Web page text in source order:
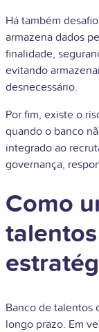
Há também
armazena dados
finalidade,
evitando
desnecessário.
Por fim, existe o
quando o banco
integrado ao
governança,
Como
Banco de talentos
longo prazo. Em